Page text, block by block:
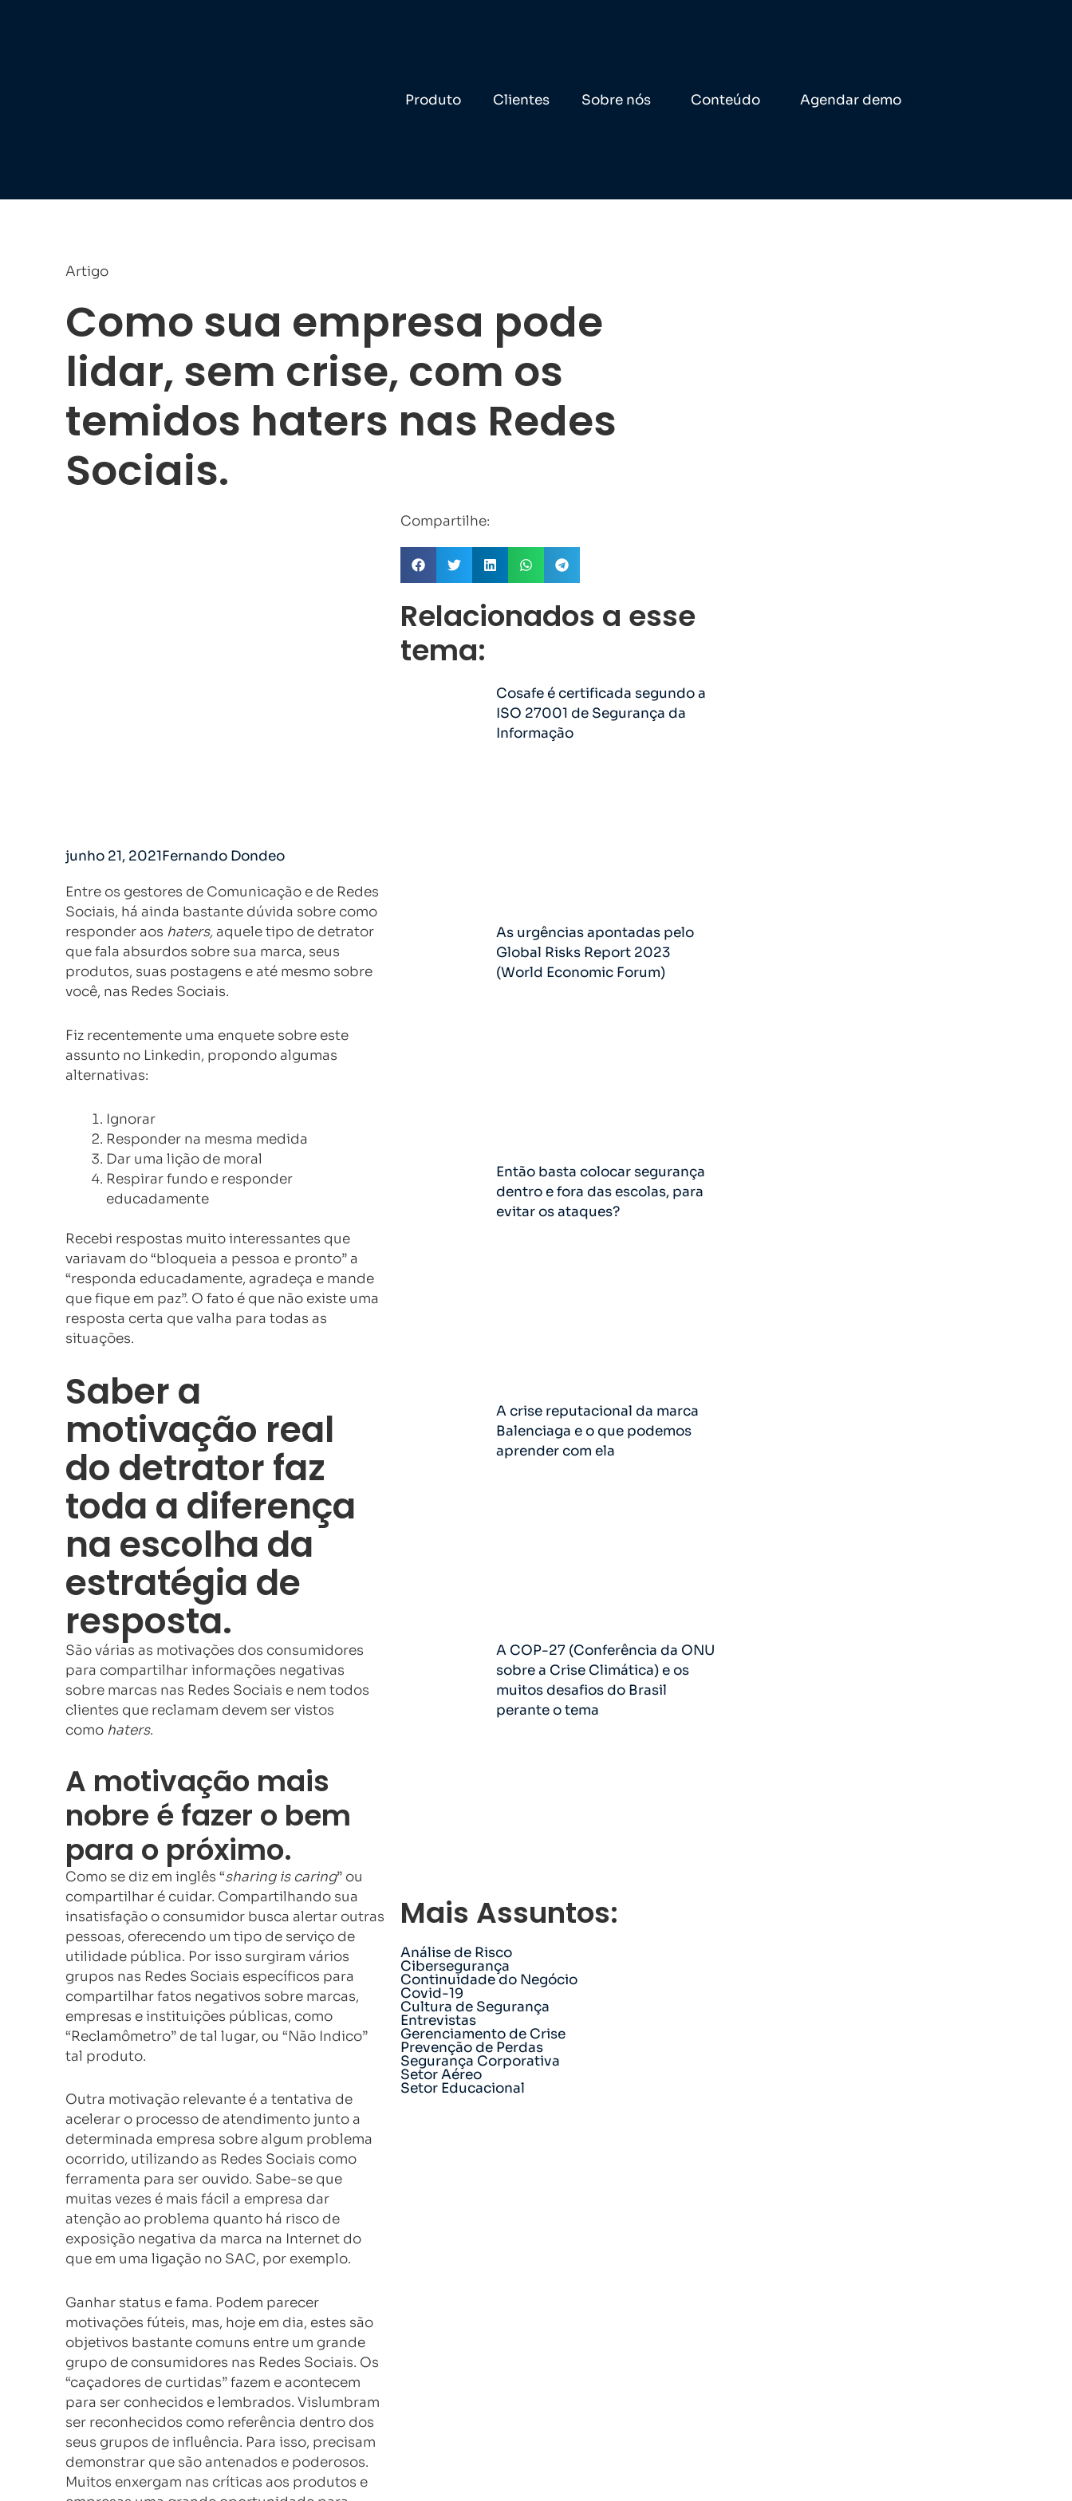
Produto Clientes Sobre nós Conteúdo Agendar demo
Artigo
Como sua empresa pode
lidar, sem crise, com os
temidos haters nas Redes
Sociais.
junho 21, 2021Fernando Dondeo
Entre os gestores de Comunicação e de Redes
Sociais, há ainda bastante dúvida sobre como
responder aos haters, aquele tipo de detrator
que fala absurdos sobre sua marca, seus
produtos, suas postagens e até mesmo sobre
você, nas Redes Sociais.
Fiz recentemente uma enquete sobre este
assunto no Linkedin, propondo algumas
alternativas:
Ignorar
Responder na mesma medida
Dar uma lição de moral
Respirar fundo e responder
educadamente
Recebi respostas muito interessantes que
variavam do “bloqueia a pessoa e pronto” a
“responda educadamente, agradeça e mande
que fique em paz”. O fato é que não existe uma
resposta certa que valha para todas as
situações.
Saber a
motivação real
do detrator faz
toda a diferença
na escolha da
estratégia de
resposta.
São várias as motivações dos consumidores
para compartilhar informações negativas
sobre marcas nas Redes Sociais e nem todos
clientes que reclamam devem ser vistos
como haters.
A motivação mais
nobre é fazer o bem
para o próximo.
Como se diz em inglês “sharing is caring” ou
compartilhar é cuidar. Compartilhando sua
insatisfação o consumidor busca alertar outras
pessoas, oferecendo um tipo de serviço de
utilidade pública. Por isso surgiram vários
grupos nas Redes Sociais específicos para
compartilhar fatos negativos sobre marcas,
empresas e instituições públicas, como
“Reclamômetro” de tal lugar, ou “Não Indico”
tal produto.
Outra motivação relevante é a tentativa de
acelerar o processo de atendimento junto a
determinada empresa sobre algum problema
ocorrido, utilizando as Redes Sociais como
ferramenta para ser ouvido. Sabe-se que
muitas vezes é mais fácil a empresa dar
atenção ao problema quanto há risco de
exposição negativa da marca na Internet do
que em uma ligação no SAC, por exemplo.
Ganhar status e fama. Podem parecer
motivações fúteis, mas, hoje em dia, estes são
objetivos bastante comuns entre um grande
grupo de consumidores nas Redes Sociais. Os
“caçadores de curtidas” fazem e acontecem
para ser conhecidos e lembrados. Vislumbram
ser reconhecidos como referência dentro dos
seus grupos de influência. Para isso, precisam
demonstrar que são antenados e poderosos.
Muitos enxergam nas críticas aos produtos e
Compartilhe:
Relacionados a esse
tema:
Cosafe é certificada segundo a
ISO 27001 de Segurança da
Informação
As urgências apontadas pelo
Global Risks Report 2023
(World Economic Forum)
Então basta colocar segurança
dentro e fora das escolas, para
evitar os ataques?
A crise reputacional da marca
Balenciaga e o que podemos
aprender com ela
A COP-27 (Conferência da ONU
sobre a Crise Climática) e os
muitos desafios do Brasil
perante o tema
Mais Assuntos:
Análise de Risco
Cibersegurança
Continuidade do Negócio
Covid-19
Cultura de Segurança
Entrevistas
Gerenciamento de Crise
Prevenção de Perdas
Segurança Corporativa
Setor Aéreo
Setor Educacional